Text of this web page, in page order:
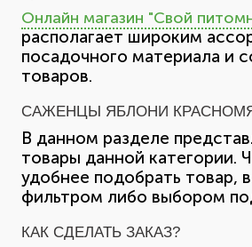
Онлайн магазин "Свой
располагает широким
посадочного материала и
товаров.
САЖЕНЦЫ ЯБЛОНИ
В данном разделе
товары данной категории.
удобнее подобрать товар,
фильтром либо выбором
КАК СДЕЛАТЬ ЗАКАЗ?